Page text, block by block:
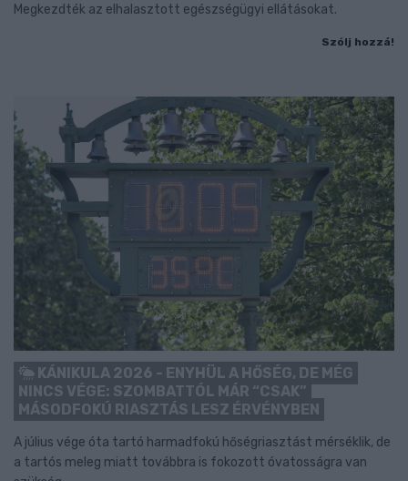
Megkezdték az elhalasztott egészségügyi ellátásokat.
Szólj hozzá!
KÁNIKULA 2026 - ENYHÜL A HŐSÉG, DE MÉG
NINCS VÉGE: SZOMBATTÓL MÁR “CSAK”
MÁSODFOKÚ RIASZTÁS LESZ ÉRVÉNYBEN
A július vége óta tartó harmadfokú hőségriasztást mérséklik, de
a tartós meleg miatt továbbra is fokozott óvatosságra van